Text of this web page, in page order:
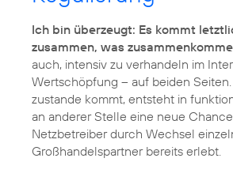
Ich bin überzeugt: Es kommt
zusammen, was
auch, intensiv zu verhandeln im
Wertschöpfung – auf beiden
zustande kommt, entsteht in
an anderer Stelle eine neue
Netzbetreiber durch Wechsel
Großhandelspartner bereits erlebt.